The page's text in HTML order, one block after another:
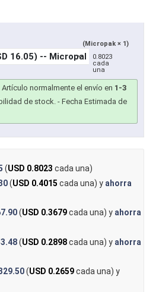
(Micropak × 1)
0.8023
cada
una
Artículo normalmente el envío en 1-3
de stock. - Fecha Estimada de
(USD 0.8023 cada una)
(USD 0.4015 cada una) y ahorra
(USD 0.3679cada una) y ahorra
(USD 0.2898cada una) y ahorra
(USD 0.2659cada una) y